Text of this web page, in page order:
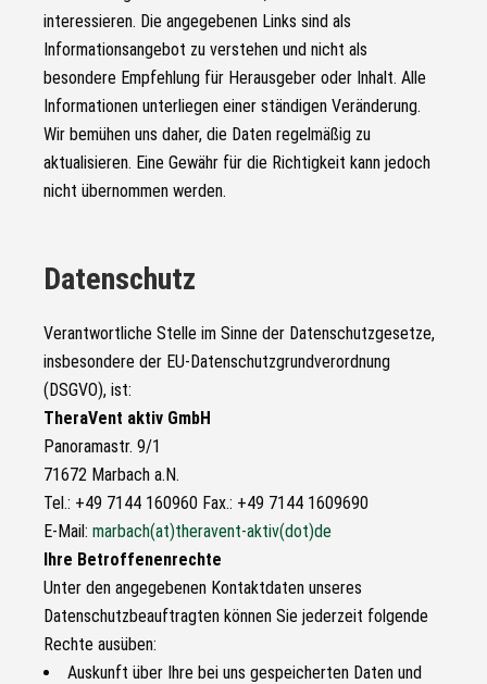
interessieren. Die angegebenen Links sind als
Informationsangebot zu verstehen und nicht als
besondere Empfehlung für Herausgeber oder Inhalt. Alle
Informationen unterliegen einer ständigen Veränderung.
Wir bemühen uns daher, die Daten regelmäßig zu
aktualisieren. Eine Gewähr für die Richtigkeit kann jedoch
nicht übernommen werden.
Datenschutz
Verantwortliche Stelle im Sinne der Datenschutzgesetze,
insbesondere der EU-Datenschutzgrundverordnung
(DSGVO), ist:
TheraVent aktiv GmbH
Panoramastr. 9/1
71672 Marbach a.N.
Tel.: +49 7144 160960 Fax.: +49 7144 1609690
E-Mail: marbach(at)theravent-aktiv(dot)de
Ihre Betroffenenrechte
Unter den angegebenen Kontaktdaten unseres
Datenschutzbeauftragten können Sie jederzeit folgende
Rechte ausüben:
Auskunft über Ihre bei uns gespeicherten Daten und